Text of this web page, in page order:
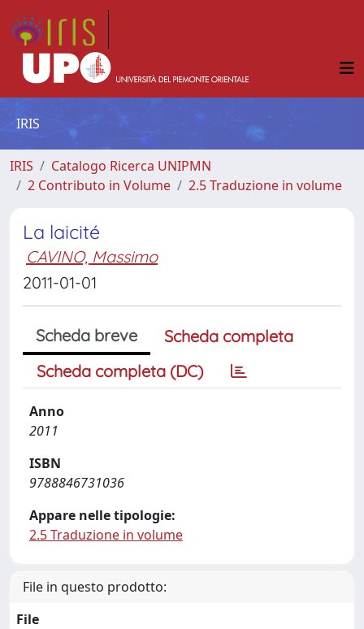
IRIS
IRIS
Catalogo Ricerca UNIPMN
2 Contributo in Volume
2.5 Traduzione in volume
La laicité
CAVINO, Massimo
2011-01-01
Scheda breve
Scheda completa
Scheda completa (DC)
Anno
2011
ISBN
9788846731036
Appare nelle tipologie:
2.5 Traduzione in volume
File in questo prodotto:
File